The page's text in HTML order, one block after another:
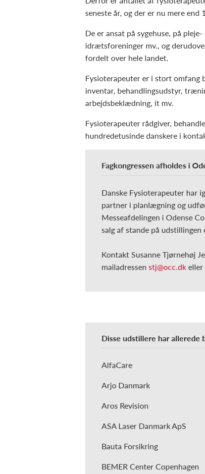
seneste år, og der er nu mere
De er ansat på sygehuse, på
idrætsforeninger mv., og
fordelt over hele landet.
Fysioterapeuter er i stort omfang
inventar, behandlingsudstyr,
arbejdsbeklædning, it mv.
Fysioterapeuter rådgiver,
hundredetusinde danskere i
Fagkongressen afholdes i
Danske Fysioterapeuter har
partner i planlægning og
Messeafdelingen i Odense
salg af stande på udstillingen
Kontakt Susanne Tjørnehøj
mailadressen stj@occ.dkeller
Disse udstillere har allerede
AlfaCare
Arjo Danmark
Aros Revision
ASA Laser Danmark ApS
Bauta Forsikring
BEMER Center Copenhagen